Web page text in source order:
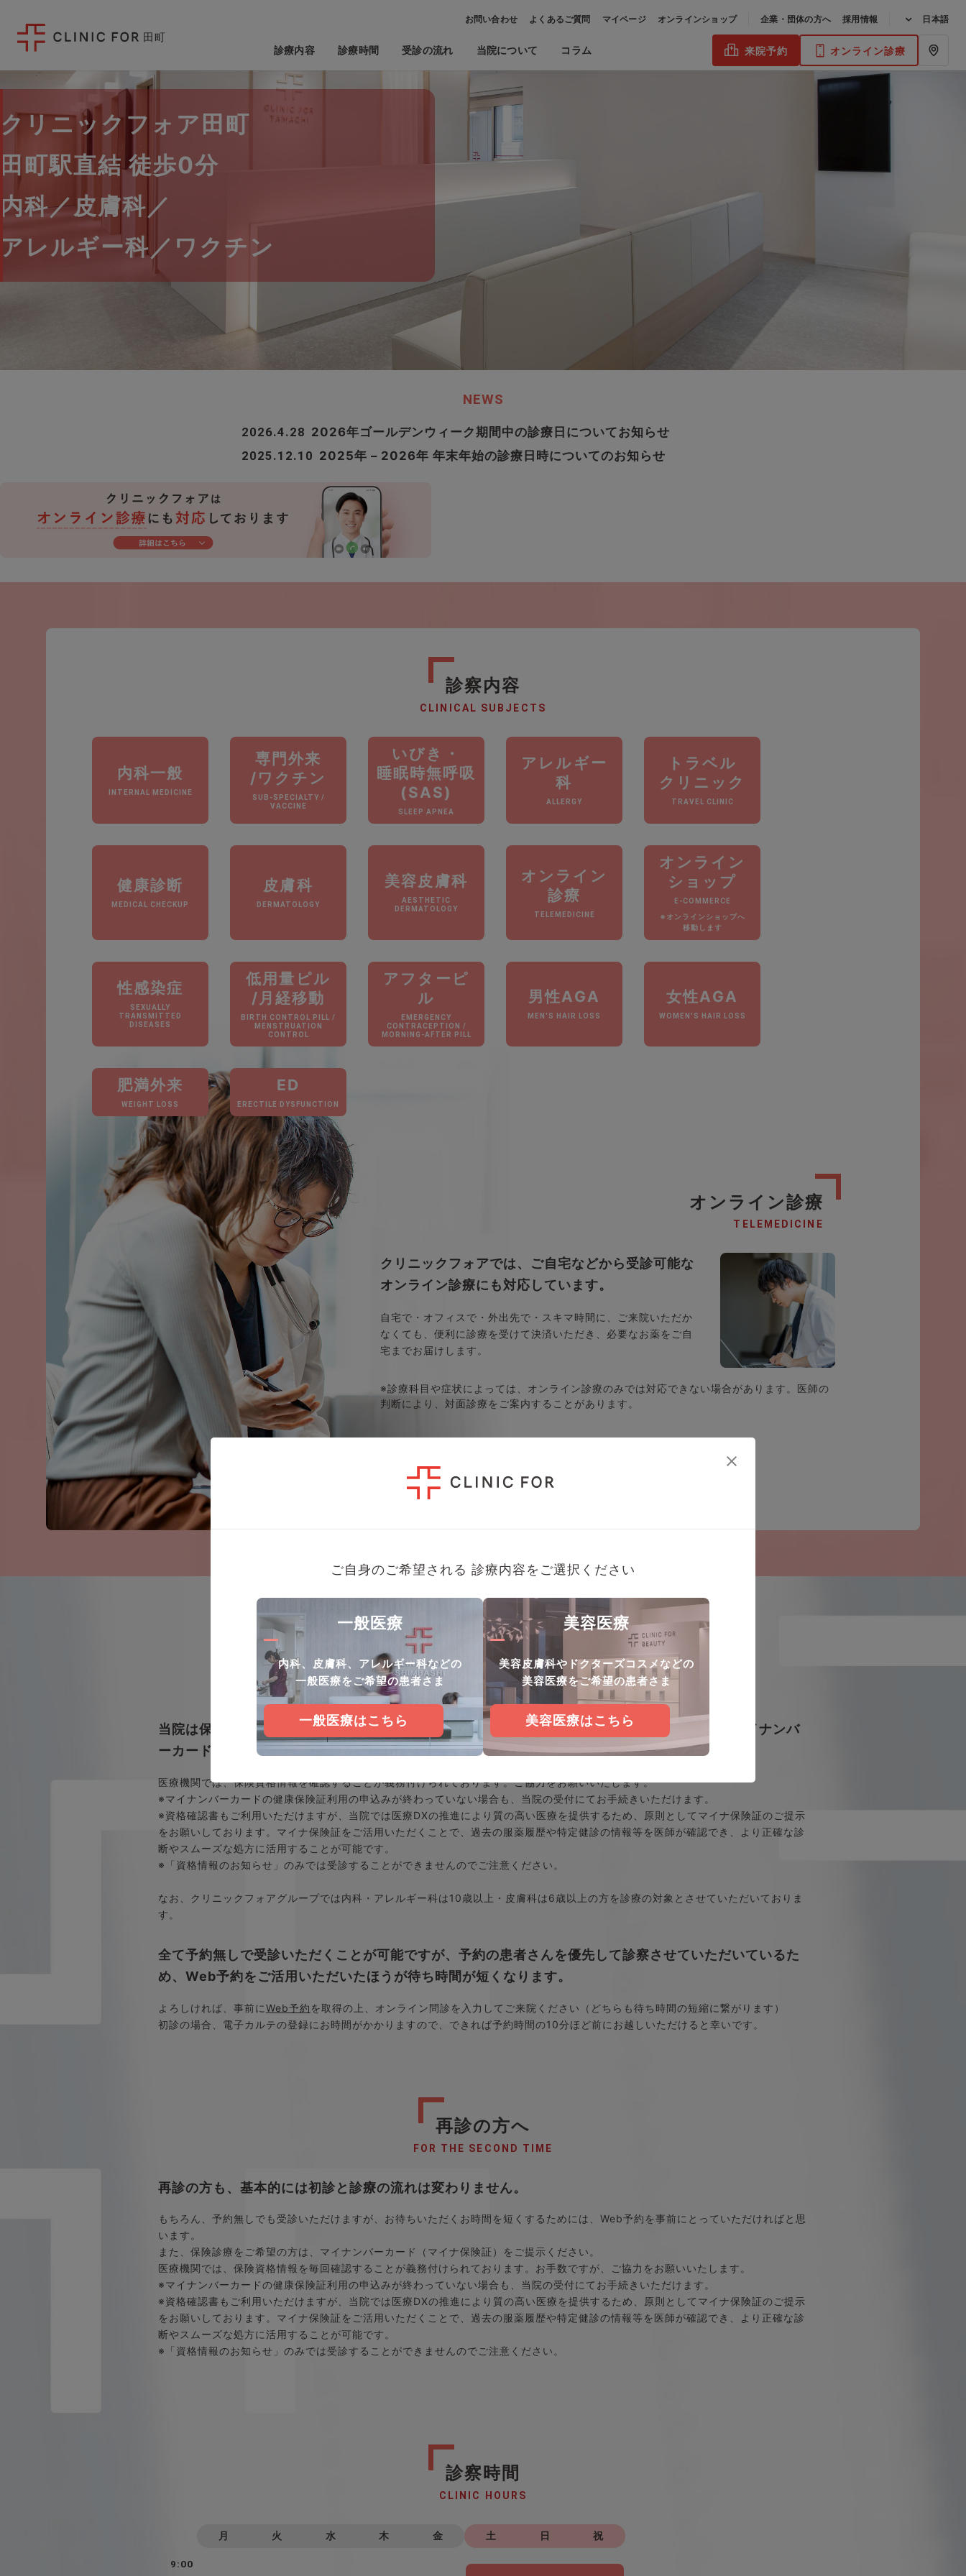
田町
診療内容 診療時間 受診の流れ 当院について コラム
お問い合わせ よくあるご質問 マイページ オンラインショップ 企業・団体の方へ 採用情報 日本語
来院予約 オンライン診療
クリニックフォア田町
田町駅直結 徒歩0分
内科／皮膚科／
アレルギー科／ワクチン
NEWS
2026.4.28 2026年ゴールデンウィーク期間中の診療日についてお知らせ
2025.12.10 2025年 – 2026年 年末年始の診療日時についてのお知らせ
診察内容
CLINICAL SUBJECTS
内科一般
INTERNAL MEDICINE
専門外来
/ワクチン
SUB-SPECIALTY /
VACCINE
いびき・
睡眠時無呼吸
(SAS)
SLEEP APNEA
アレルギー
科
ALLERGY
トラベル
クリニック
TRAVEL CLINIC
健康診断
MEDICAL CHECKUP
皮膚科
DERMATOLOGY
美容皮膚科
AESTHETIC
DERMATOLOGY
オンライン
診療
TELEMEDICINE
オンライン
ショップ
E-COMMERCE
※オンラインショップへ
移動します
性感染症
SEXUALLY
TRANSMITTED
DISEASES
低用量ピル
/月経移動
BIRTH CONTROL PILL /
MENSTRUATION
CONTROL
アフターピ
ル
EMERGENCY
CONTRACEPTION /
MORNING-AFTER PILL
男性AGA
MEN'S HAIR LOSS
女性AGA
WOMEN'S HAIR LOSS
肥満外来
WEIGHT LOSS
ED
ERECTILE DYSFUNCTION
オンライン診療
TELEMEDICINE
クリニックフォアでは、ご自宅などから受診可能な
オンライン診療にも対応しています。
自宅で・オフィスで・外出先で・スキマ時間に、ご来院いただか
なくても、便利に診療を受けて決済いただき、必要なお薬をご自
宅までお届けします。
※診療科目や症状によっては、オンライン診療のみでは対応できない場合があります。医師の
判断により、対面診療をご案内することがあります。
初診の方へ
FOR THE FIRST TIME
当院は保険診療および自費診療を行っているクリニックとなります。保険診療をご希望の方はマイナンバ
ーカード（マイナ保険証）をご提示ください。
医療機関では、保険資格情報を確認することが義務付けられております。ご協力をお願いいたします。
※マイナンバーカードの健康保険証利用の申込みが終わっていない場合も、当院の受付にてお手続きいただけます。
※資格確認書もご利用いただけますが、当院では医療DXの推進により質の高い医療を提供するため、原則としてマイナ保険証のご提示
をお願いしております。マイナ保険証をご活用いただくことで、過去の服薬履歴や特定健診の情報等を医師が確認でき、より正確な診
断やスムーズな処方に活用することが可能です。
※「資格情報のお知らせ」のみでは受診することができませんのでご注意ください。
なお、クリニックフォアグループでは内科・アレルギー科は10歳以上・皮膚科は6歳以上の方を診療の対象とさせていただいておりま
す。
全て予約無しで受診いただくことが可能ですが、予約の患者さんを優先して診察させていただいているた
め、Web予約をご活用いただいたほうが待ち時間が短くなります。
よろしければ、事前にWeb予約 を取得の上、オンライン問診を入力してご来院ください（どちらも待ち時間の短縮に繋がります）
初診の場合、電子カルテの登録にお時間がかかりますので、できれば予約時間の10分ほど前にお越しいただけると幸いです。
再診の方へ
FOR THE SECOND TIME
再診の方も、基本的には初診と診療の流れは変わりません。
もちろん、予約無しでも受診いただけますが、お待ちいただくお時間を短くするためには、Web予約を事前にとっていただければと思
います。
また、保険診療をご希望の方は、マイナンバーカード（マイナ保険証）をご提示ください。
医療機関では、保険資格情報を毎回確認することが義務付けられております。お手数ですが、ご協力をお願いいたします。
※マイナンバーカードの健康保険証利用の申込みが終わっていない場合も、当院の受付にてお手続きいただけます。
※資格確認書もご利用いただけますが、当院では医療DXの推進により質の高い医療を提供するため、原則としてマイナ保険証のご提示
をお願いしております。マイナ保険証をご活用いただくことで、過去の服薬履歴や特定健診の情報等を医師が確認でき、より正確な診
断やスムーズな処方に活用することが可能です。
※「資格情報のお知らせ」のみでは受診することができませんのでご注意ください。
診察時間
CLINIC HOURS
月 火 水 木 金 土 日 祝
9:00
ご自身のご希望される 診療内容をご選択ください
一般医療
内科、皮膚科、アレルギー科などの
一般医療をご希望の患者さま
一般医療はこちら
美容医療
美容皮膚科やドクターズコスメなどの
美容医療をご希望の患者さま
美容医療はこちら